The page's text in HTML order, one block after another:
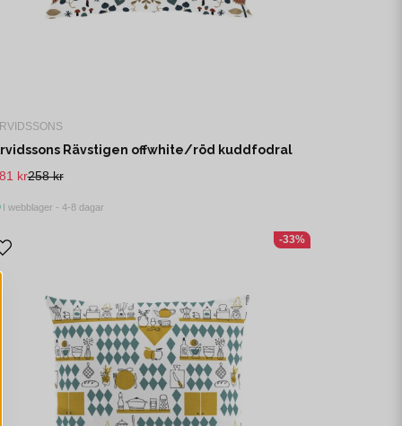
Rävstigen offwhite/röd kuddfodral
258 kr
kr
I webblager - 4-8 dagar
-33%